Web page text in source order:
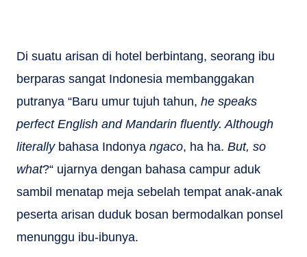
Di suatu arisan di hotel berbintang, seorang ibu
berparas sangat Indonesia membanggakan
putranya “Baru umur tujuh tahun, he speaks
perfect English and Mandarin fluently. Although
literallybahasa Indonya ngaco, ha ha. But, so
what?“ ujarnya dengan bahasa campur aduk
sambil menatap meja sebelah tempat anak-anak
peserta arisan duduk bosan bermodalkan ponsel
menunggu ibu-ibunya.